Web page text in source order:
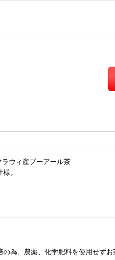
ウィ産プーアール茶
。
為、農薬、化学肥料を使用せずお